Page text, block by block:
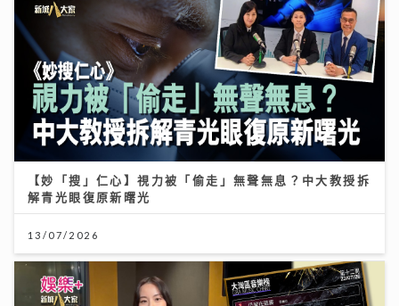
【妙「搜」仁心】視力被「偷走」無聲無息？中大教授拆
解青光眼復原新曙光
13/07/2026